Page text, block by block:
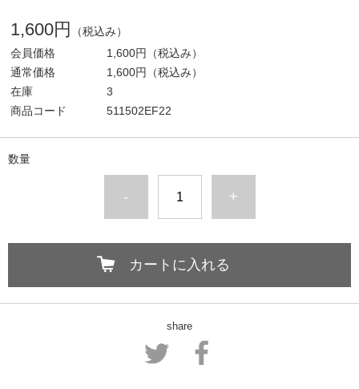
1,600円
（税込み）
会員価格
1,600円
（税込み）
通常価格
1,600円
（税込み）
在庫
3
商品コード
511502EF22
数量
- +
カートに入れる
share